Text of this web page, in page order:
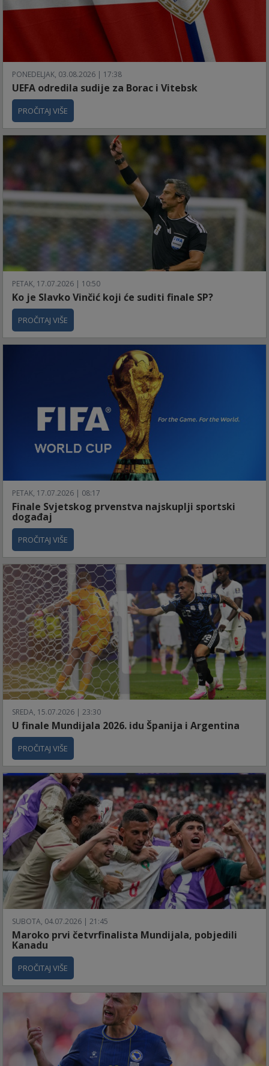
PONEDELJAK, 03.08.2026 | 17:38
UEFA odredila sudije za Borac i Vitebsk
PROČITAJ VIŠE
PETAK, 17.07.2026 | 10:50
Ko je Slavko Vinčić koji će suditi finale SP?
PROČITAJ VIŠE
PETAK, 17.07.2026 | 08:17
Finale Svjetskog prvenstva najskuplji sportski
događaj
PROČITAJ VIŠE
SREDA, 15.07.2026 | 23:30
U finale Mundijala 2026. idu Španija i Argentina
PROČITAJ VIŠE
SUBOTA, 04.07.2026 | 21:45
Maroko prvi četvrfinalista Mundijala, pobjedili
Kanadu
PROČITAJ VIŠE